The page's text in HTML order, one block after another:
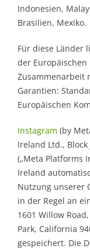
Indonesien,
Brasilien, Mexiko.
Für diese Länder
der Europäischen
Zusammenarbeit
Garantien:
Europäischen
Instagram (by
Ireland Ltd.,
(„Meta Platforms
Ireland
Nutzung unserer
in der Regel an
1601 Willow
Park, California
gespeichert. Die